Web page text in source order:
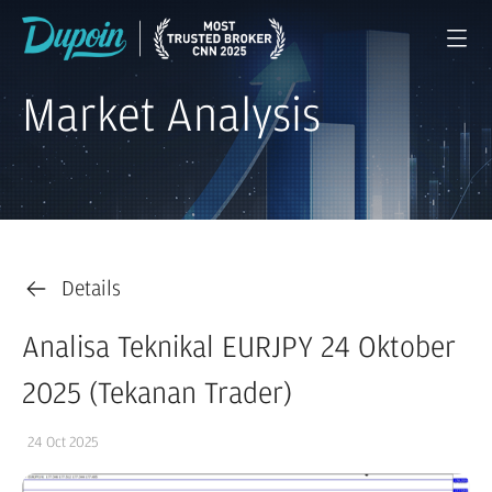
Market Analysis
Details
Analisa Teknikal EURJPY 24 Oktober
2025 (Tekanan Trader)
24 Oct 2025